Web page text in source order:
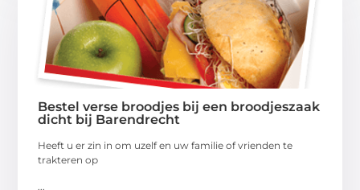
Bestel verse broodjes bij een broodjeszaak
dicht bij Barendrecht
Heeft u er zin in om uzelf en uw familie of vrienden te
trakteren op